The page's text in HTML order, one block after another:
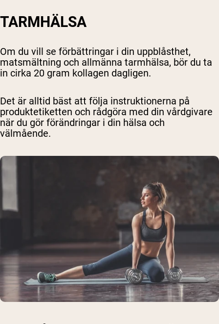
TARMHÄLSA
Om du vill se förbättringar i din uppblåsthet,
matsmältning och allmänna tarmhälsa, bör du ta
in cirka 20 gram kollagen dagligen.
Det är alltid bäst att följa instruktionerna på
produktetiketten och rådgöra med din vårdgivare
när du gör förändringar i din hälsa och
välmående.